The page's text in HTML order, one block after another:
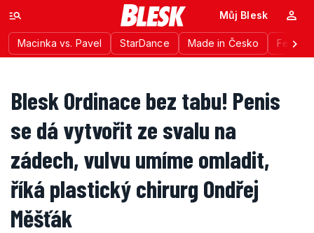
Macinka vs. Pavel StarDance Made in Česko
Můj Blesk
Blesk Ordinace bez tabu! Penis
se dá vytvořit ze svalu na
zádech, vulvu umíme omladit,
říká plastický chirurg Ondřej
Měšťák